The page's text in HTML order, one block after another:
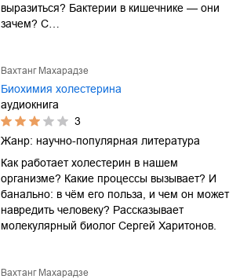
выразиться? Бактерии в кишечнике — они
зачем? С…
Вахтанг Махарадзе
Биохимия холестерина
аудиокнига
3
Жанр: научно-популярная литература
Как работает холестерин в нашем
организме? Какие процессы вызывает? И
банально: в чём его польза, и чем он может
навредить человеку? Рассказывает
молекулярный биолог Сергей Харитонов.
Вахтанг Махарадзе